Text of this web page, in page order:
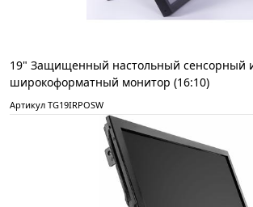
19" Защищенный настольный сенсорный
широкоформатный монитор (16:10)
Артикул TG19IRPOSW